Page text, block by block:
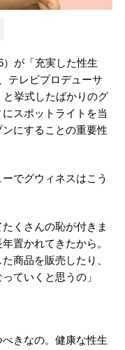
が「充実した性生
テレビプロデューサ
挙式したばかりのグ
スポットライトを当
にすることの重要性
でグウィネスはこう
くさんの恥が付きま
置かれてきたから。
商品を販売したり、
ていくと思うの」
べきなの。健康な性生